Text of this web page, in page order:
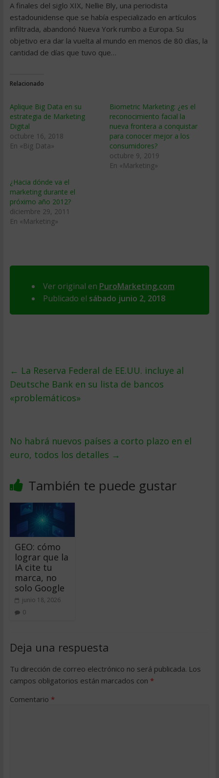
A finales del siglo XIX, Nellie Bly, una periodista
estadounidense que se había especializado en artículos
infiltrada, abandonó Nueva York rumbo a Europa. Su
objetivo era dar la vuelta al mundo en menos de 80 días, la
cantidad de días que tuvo que…
Relacionado
Aplique Big Data en su
estrategia de Marketing
Digital
octubre 16, 2018
En «Big Data»
Biometric Marketing: ¿es el
reconocimiento facial la
nueva frontera a conquistar
para conocer mejor a los
consumidores?
octubre 9, 2019
En «Marketing»
¿Hacia dónde va el
marketing durante el
próximo año 2012?
diciembre 29, 2011
En «Marketing»
Ver original en PuroMarketing.com
Publicado el sábado junio 2, 2018
← La Reserva Federal de EE.UU. incluye al
Deutsche Bank en su lista de bancos
«problemáticos»
No habrá nuevos países a corto plazo en el
euro, todos los detalles →
También te puede gustar
GEO: cómo
lograr que la
IA cite tu
marca, no
solo Google
junio 18, 2026
0
Deja una respuesta
Tu dirección de correo electrónico no será publicada. Los
campos obligatorios están marcados con *
Comentario *